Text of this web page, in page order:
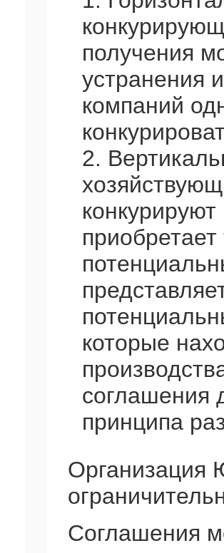
получения
устранения
компаний
2.
которые
соглашения
принципа
Организация
Соглашения